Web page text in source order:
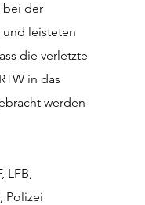
bei der
und leisteten
die verletzte
in das
werden
LFB,
Polizei